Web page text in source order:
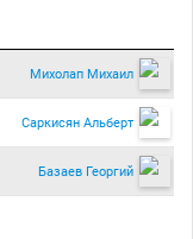
Михолап Михаил
Саркисян Альберт
Базаев Георгий